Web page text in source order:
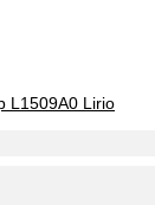
L1509A0 Lirio